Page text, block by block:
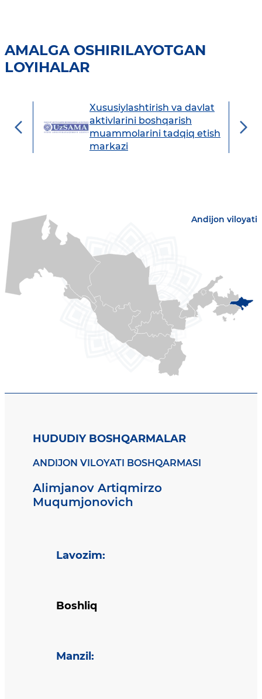
AMALGA OSHIRILAYOTGAN
LOYIHALAR
Xususiylashtirish va davlat
aktivlarini boshqarish
muammolarini tadqiq etish
markazi
Andijon viloyati
HUDUDIY BOSHQARMALAR
ANDIJON VILOYATI BOSHQARMASI
Alimjanov Artiqmirzo
Muqumjonovich
Lavozim:
Boshliq
Manzil :